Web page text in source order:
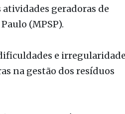
e irregularidades
ocorrerão às quartas-